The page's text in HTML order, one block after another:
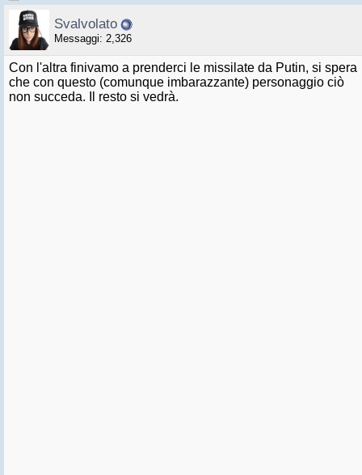
Svalvolato
Messaggi: 2,326
Con l'altra finivamo a prenderci le missilate da Putin, si spera
che con questo (comunque imbarazzante) personaggio ciò
non succeda. Il resto si vedrà.